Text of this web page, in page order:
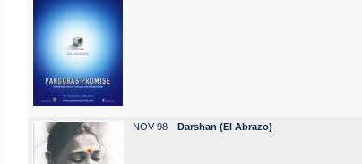
NOV-98 Darshan (El Abrazo)